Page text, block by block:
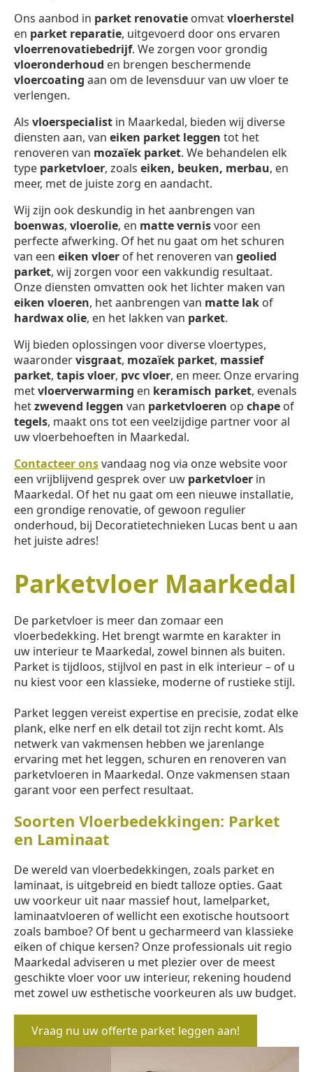
Ons aanbod in parket renovatie omvatvloerherstel
en parket reparatie, uitgevoerd door ons ervaren
vloerrenovatiebedrijf. We zorgen voor grondig
vloeronderhoud en brengen beschermende
vloercoating aan om de levensduur van uw vloer te
verlengen.
Als vloerspecialist in Maarkedal, bieden wij diverse
diensten aan, van eiken parket leggen tot het
renoveren van mozaïek parket. We behandelen elk
type parketvloer, zoals eiken, beuken, merbau, en
meer, met de juiste zorg en aandacht.
Wij zijn ook deskundig in het aanbrengen van
boenwas, vloerolie, en matte vernisvoor een
perfecte afwerking. Of het nu gaat om het schuren
van een eiken vloer of het renoveren van geolied
parket, wij zorgen voor een vakkundig resultaat.
Onze diensten omvatten ook het lichter maken van
eiken vloeren, het aanbrengen van matte lak of
hardwax olie, en het lakken van parket.
Wij bieden oplossingen voor diverse vloertypes,
waarondervisgraat, mozaïek parket, massief
parket, tapis vloer, pvc vloer, en meer. Onze ervaring
metvloerverwarming en keramisch parket, evenals
hetzwevend leggen van parketvloeren op chape of
tegels, maakt ons tot een veelzijdige partner voor al
uw vloerbehoeften in Maarkedal.
Contacteer onsvandaag nog via onze website voor
een vrijblijvend gesprek over uw parketvloer in
Maarkedal. Of het nu gaat om een nieuwe installatie,
een grondige renovatie, of gewoon regulier
onderhoud, bij Decoratietechnieken Lucas bent u aan
het juiste adres!
Parketvloer Maarkedal
De parketvloer is meer dan zomaar een
vloerbedekking. Het brengt warmte en karakter in
uw interieur te Maarkedal, zowel binnen als buiten.
Parket is tijdloos, stijlvol en past in elk interieur – of u
nu kiest voor een klassieke, moderne of rustieke stijl.
Parket leggen vereist expertise en precisie, zodat elke
plank, elke nerf en elk detail tot zijn recht komt. Als
netwerk van vakmensen hebben we jarenlange
ervaring met het leggen, schuren en renoveren van
parketvloeren in Maarkedal. Onze vakmensen staan
garant voor een perfect resultaat.
Soorten Vloerbedekkingen: Parket
en Laminaat
De wereld van vloerbedekkingen, zoals parket en
laminaat, is uitgebreid en biedt talloze opties. Gaat
uw voorkeur uit naar massief hout, lamelparket,
laminaatvloeren of wellicht een exotische houtsoort
zoals bamboe? Of bent u gecharmeerd van klassieke
eiken of chique kersen? Onze professionals uit regio
Maarkedal adviseren u met plezier over de meest
geschikte vloer voor uw interieur, rekening houdend
met zowel uw esthetische voorkeuren als uw budget.
Vraag nu uw offerte parket leggen aan!